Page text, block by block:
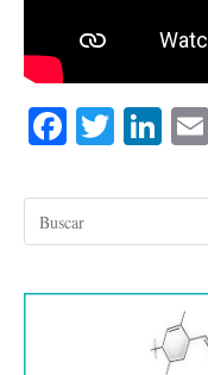
Fa
bo
ok
T
tte
r
Li
ed
In